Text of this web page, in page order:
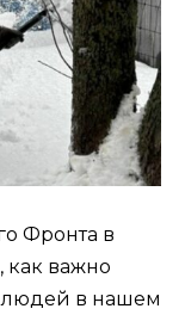
Фронта в
как важно
в нашем